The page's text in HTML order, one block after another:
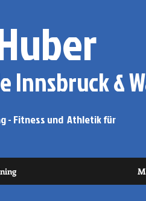
Innsbruck &
- Fitness und Athletik für